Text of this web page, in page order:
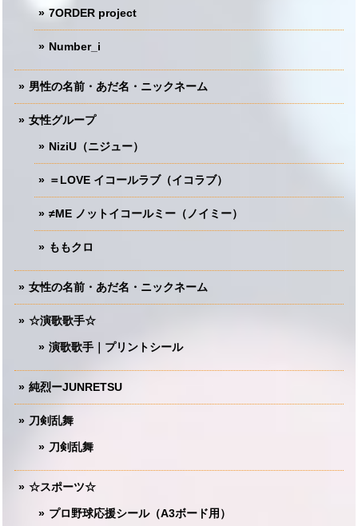
7ORDER project
Number_i
男性の名前・あだ名・ニックネーム
女性グループ
NiziU（ニジュー）
＝LOVE イコールラブ（イコラブ）
≠ME ノットイコールミー（ノイミー）
ももクロ
女性の名前・あだ名・ニックネーム
☆演歌歌手☆
演歌歌手｜プリントシール
純烈ーJUNRETSU
刀剣乱舞
刀剣乱舞
☆スポーツ☆
プロ野球応援シール（A3ボード用）